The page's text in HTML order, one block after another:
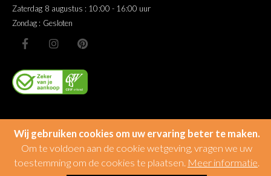
Wij gebruiken cookies om uw ervaring beter te maken.
Om te voldoen aan de cookie wetgeving, vragen we uw
toestemming om de cookies te plaatsen. Meer informatie.
Zaterdag 8 augustus : 10:00 - 16:00 uur
Zondag : Gesloten